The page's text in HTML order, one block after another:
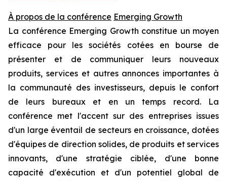
À propos de la conférence Emerging Growth
La conférence Emerging Growth constitue un moyen
efficace pour les sociétés cotées en bourse de
présenter et de communiquer leurs nouveaux
produits, services et autres annonces importantes à
la communauté des investisseurs, depuis le confort
de leurs bureaux et en un temps record. La
conférence met l'accent sur des entreprises issues
d'un large éventail de secteurs en croissance, dotées
d'équipes de direction solides, de produits et services
innovants, d'une stratégie ciblée, d'une bonne
capacité d'exécution et d'un potentiel global de